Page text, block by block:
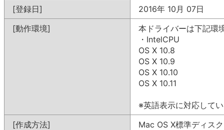
[登録日]
2016年 10月 07日
[動作環境]
本ドライバーは下記環
・IntelCPU
OS X 10.8
OS X 10.9
OS X 10.10
OS X 10.11
※英語表示に対応して
[作成方法]
Mac OS X標準ディス